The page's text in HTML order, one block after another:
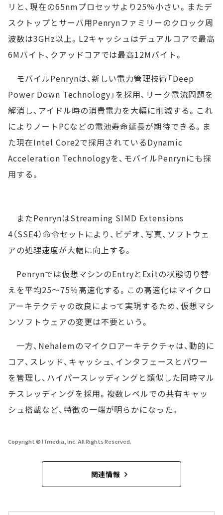
リと、現在の65nmプロセッサより25％小さい。またデ
スクトップとサーバ用Penrynファミリーのクロック周
波数は3GHz以上。L2キャッシュはデュアルコアで最高
6Mバイト、クアッドコアでは最高12Mバイト。
モバイルPenrynは、新しい電力管理技術「Deep
Power Down Technology」を採用、リーク電流問題を
解消し、アイドル時の消費電力を大幅に削減する。これ
によりノートPCなどの電池寿命延長が期待できる。ま
た現在Intel Core2で採用されているDynamic
Acceleration Technologyを、モバイルPenrynにも採
用する。
またPenrynはStreaming SIMD Extensions
4（SSE4）命令セットにより、ビデオ、写真、ソフトウェ
アの処理速度が大幅に向上する。
Penrynでは仮想マシンのEntryとExitの状態切り替
えを平均25～75％高速化する。この高速化はマイクロ
アーキテクチャの改良によって実現するため、仮想マシ
ンソフトウェアの変更は不要という。
一方、Nehalemのマイクロアーキテクチャは、動的に
コア、スレッド、キャッシュ、インタフェースとパワー
を管理し、ハイパースレッディングと類似した同時マル
チスレッディングを採用。複数レベルでの共有キャッ
シュ搭載など、特徴の一端が明らかになった。
Copyright © ITmedia, Inc. All Rights Reserved.
関連情報